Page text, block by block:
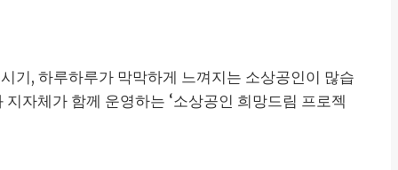
기, 하루하루가 막막하게 느껴지는 소상공인이 많습
자체가 함께 운영하는 ‘소상공인 희망드림 프로젝